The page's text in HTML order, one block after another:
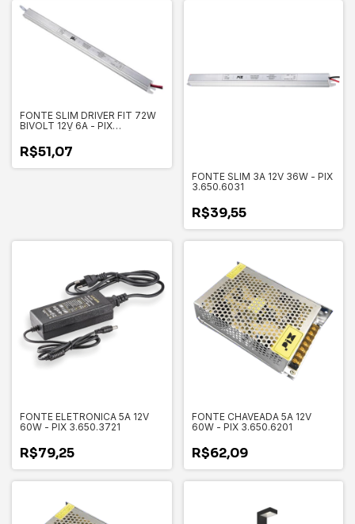
FONTE SLIM DRIVER FIT 72W
BIVOLT 12V 6A - PIX
R$51,07
FONTE SLIM 3A 12V 36W - PIX
3.650.6031
R$39,55
FONTE ELETRONICA 5A 12V
60W - PIX 3.650.3721
R$79,25
FONTE CHAVEADA 5A 12V
60W - PIX 3.650.6201
R$62,09